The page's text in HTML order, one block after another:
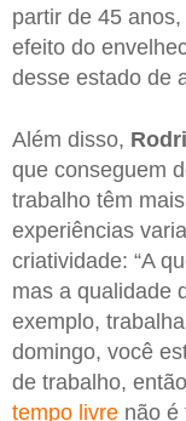
partir de 45
efeito do
desse estado de
Além disso,
que conseguem
trabalho têm
experiências
criatividade: “A
mas a qualidade
exemplo,
domingo, você
de trabalho,
tempo livre não é